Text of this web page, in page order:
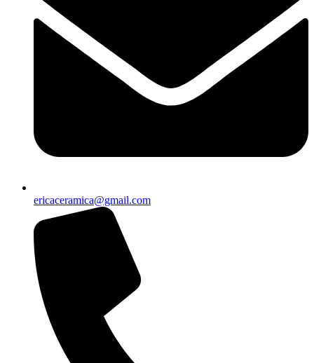
ericaceramica@gmail.com